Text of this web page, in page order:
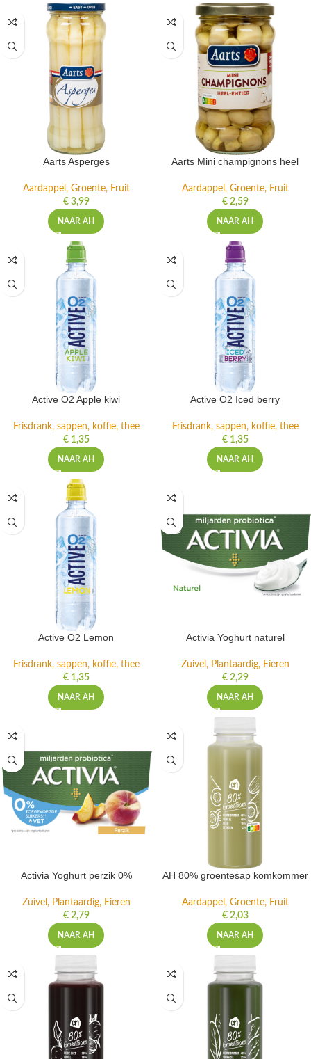
Aarts Asperges
Aardappel, Groente, Fruit
€3,99
NAAR AH
Aarts Mini champignons heel
Aardappel, Groente, Fruit
€2,59
NAAR AH
Active O2 Apple kiwi
Frisdrank, sappen, koffie, thee
€1,35
NAAR AH
Active O2 Iced berry
Frisdrank, sappen, koffie, thee
€1,35
NAAR AH
Active O2 Lemon
Frisdrank, sappen, koffie, thee
€1,35
NAAR AH
Activia Yoghurt naturel
Zuivel, Plantaardig, Eieren
€2,29
NAAR AH
Activia Yoghurt perzik 0%
Zuivel, Plantaardig, Eieren
€2,79
NAAR AH
AH 80% groentesap komkommer
Aardappel, Groente, Fruit
€2,03
NAAR AH